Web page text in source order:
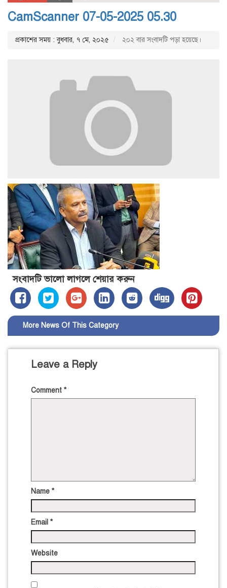
CamScanner 07-05-2025 05.30
প্রকাশের সময় : বুধবার, ৭ মে, ২০২৫ ২০২ বার সংবাদটি পড়া হয়েছে।
সংবাদটি ভালো লাগলে শেয়ার করুন
More News Of This Category
Leave a Reply
Comment *
Name *
Email *
Website